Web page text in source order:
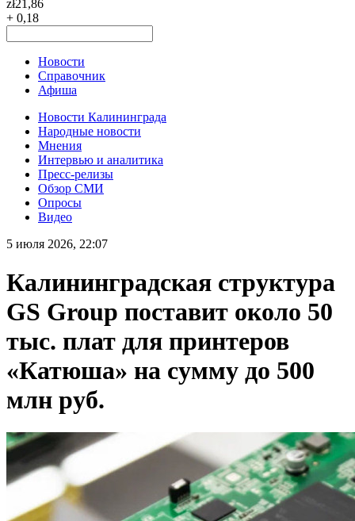
zł21,86
+ 0,18
Новости
Справочник
Афиша
Новости Калининграда
Народные новости
Мнения
Интервью и аналитика
Пресс-релизы
Обзор СМИ
Опросы
Видео
5 июля 2026, 22:07
Калининградская структура
GS Group поставит около 50
тыс. плат для принтеров
«Катюша» на сумму до 500
млн руб.